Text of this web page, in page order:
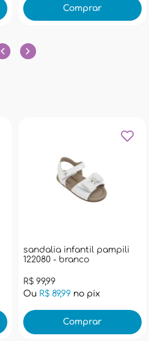
Comprar
sandalia infantil pampili
122080 - branco
R$ 99,99
Ou R$ 89,99no pix
Comprar